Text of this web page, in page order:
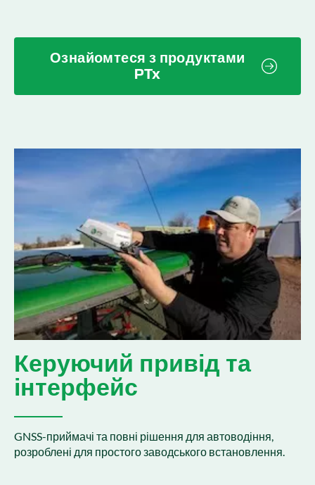
Ознайомтеся з продуктами
PTx
Керуючий привід та
інтерфейс
GNSS-приймачі та повні рішення для автоводіння,
розроблені для простого заводського встановлення.